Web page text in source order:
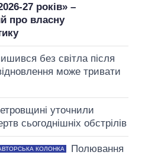
27 років» –
про власну
без світла після
може тривати
уточнили
сьогоднішніх обстрілів
КОЛОНКА
Полювання